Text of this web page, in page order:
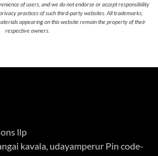
of users, and we do not endorse or accept responsibility
practices of such third-party websites. All trademarks,
appearing on this website remain the property of their
respective owners.
llp
kavala, udayamperur Pin code-